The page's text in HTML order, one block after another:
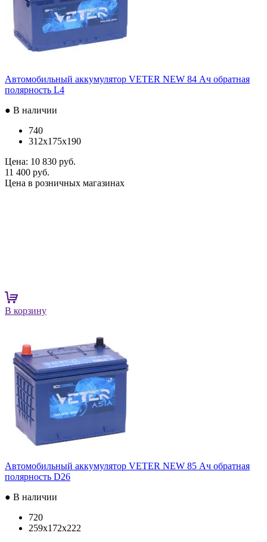
Автомобильный аккумулятор VETER NEW 84 Ач обратная
полярность L4
● В наличии
740
312x175x190
Цена: 10 830 руб.
11 400 руб.
Цена в розничных магазинах
В корзину
Автомобильный аккумулятор VETER NEW 85 Ач обратная
полярность D26
● В наличии
720
259x172x222